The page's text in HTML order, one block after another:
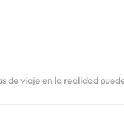
de viaje en la realidad